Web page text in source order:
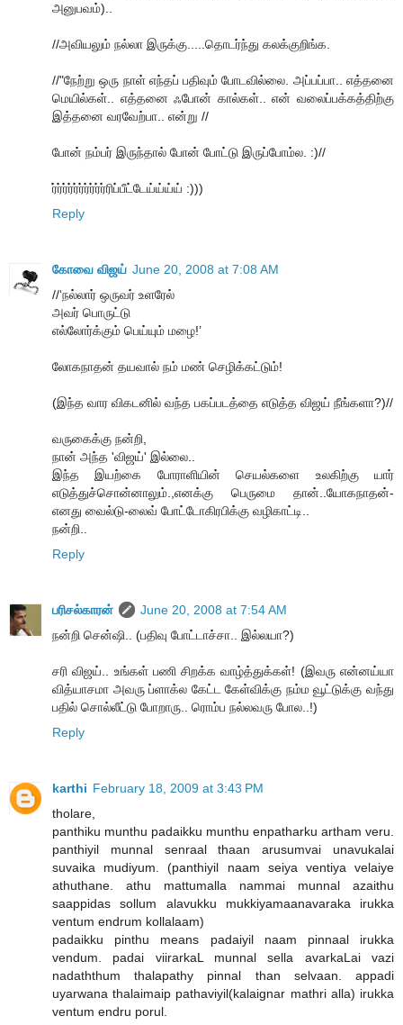
அனுபவம்)..
//அவியலும் நல்லா இருக்கு.....தொடர்ந்து கலக்குறிங்க.
//"நேற்று ஒரு நாள் எந்தப் பதிவும் போடவில்லை. அப்பப்பா.. எத்தனை
மெயில்கள்.. எத்தனை ஃபோன் கால்கள்.. என் வலைப்பக்கத்திற்கு
இத்தனை வரவேற்பா.. என்று //
போன் நம்பர் இருந்தால் போன் போட்டு இருப்போம்ல. :)//
ர்ர்ர்ர்ர்ர்ர்ர்ர்ர்ரிப்பீட்டேய்ய்ய்ய் :)))
Reply
கோவை விஜய் June 20, 2008 at 7:08 AM
//‘நல்லார் ஒருவர் உளரேல்
அவர் பொருட்டு
எல்லோர்க்கும் பெய்யும் மழை!’
லோகநாதன் தயவால் நம் மண் செழிக்கட்டும்!
(இந்த வார விகடனில் வந்த பகப்படத்தை எடுத்த விஜய் நீங்களா?)//
வருகைக்கு நன்றி,
நான் அந்த 'விஜய்' இல்லை..
இந்த இயற்கை போராளியின் செயல்களை உலகிற்கு யார்
எடுத்துச்சொன்னாலும்.,எனக்கு பெருமை தான்..யோகநாதன்-
எனது வைல்டு-லைவ் போட்டோகிரபிக்கு வழிகாட்டி..
நன்றி..
Reply
பரிசல்காரன்
June 20, 2008 at 7:54 AM
நன்றி சென்ஷி.. (பதிவு போட்டாச்சா.. இல்லயா?)
சரி விஜய்.. உங்கள் பணி சிறக்க வாழ்த்துக்கள்! (இவரு என்னய்யா
வித்யாசமா அவரு ப்ளாக்ல கேட்ட கேள்விக்கு நம்ம வூட்டுக்கு வந்து
பதில் சொல்லீட்டு போறாரு.. ரொம்ப நல்லவரு போல..!)
Reply
karthi February 18, 2009 at 3:43 PM
tholare,
panthiku munthu padaikku munthu enpatharku artham veru.
panthiyil munnal senraal thaan arusumvai unavukalai
suvaika mudiyum. (panthiyil naam seiya ventiya velaiye
athuthane. athu mattumalla nammai munnal azaithu
saappidas sollum alavukku mukkiyamaanavaraka irukka
ventum endrum kollalaam)
padaikku pinthu means padaiyil naam pinnaal irukka
vendum. padai viirarkaL munnal sella avarkaLai vazi
nadaththum thalapathy pinnal than selvaan. appadi
uyarwana thalaimaip pathaviyil(kalaignar mathri alla) irukka
ventum endru porul.